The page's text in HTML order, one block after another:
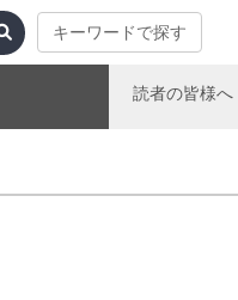
キーワードで探す
読者の皆様へ